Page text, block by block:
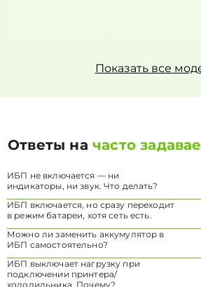
Показать все
Ответы начасто
ИБП не включается — ни
индикаторы, ни звук. Что делать?
ИБП включается, но сразу переходит
в режим батареи, хотя сеть есть.
Можно ли заменить аккумулятор в
ИБП самостоятельно?
ИБП выключает нагрузку при
подключении принтера/
холодильника. Почему?